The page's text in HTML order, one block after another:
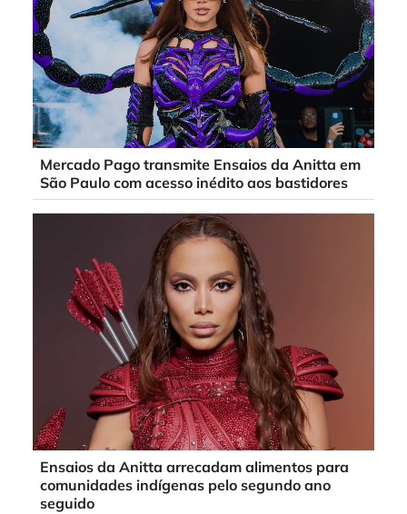
Mercado Pago transmite Ensaios da Anitta em
São Paulo com acesso inédito aos bastidores
Ensaios da Anitta arrecadam alimentos para
comunidades indígenas pelo segundo ano
seguido